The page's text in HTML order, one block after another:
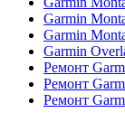
Garmin
Garmin
Garmin
Ремонт
Ремонт
Ремонт